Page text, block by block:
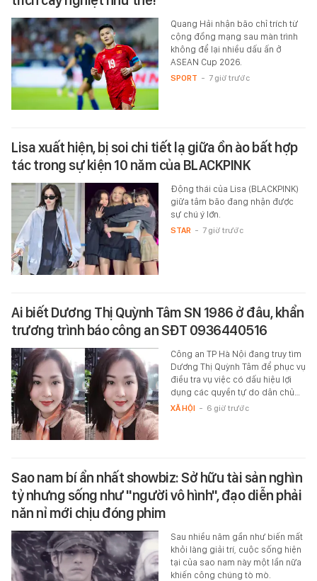
Quang Hải nhận bão chỉ trích từ
cộng đồng mạng sau màn trình
không để lại nhiều dấu ấn ở
ASEAN Cup 2026.
SPORT - 7 giờ trước
Lisa xuất hiện, bị soi chi tiết lạ giữa ồn ào bất hợp
tác trong sự kiện 10 năm của BLACKPINK
Động thái của Lisa (BLACKPINK)
giữa tâm bão đang nhận được
sự chú ý lớn.
STAR - 7 giờ trước
Ai biết Dương Thị Quỳnh Tâm SN 1986 ở đâu, khẩn
trương trình báo công an SĐT 0936440516
Công an TP Hà Nội đang truy tìm
Dương Thị Quỳnh Tâm để phục vụ
điều tra vụ việc có dấu hiệu lợi
dụng các quyền tự do dân chủ…
XÃ HỘI - 6 giờ trước
Sao nam bí ẩn nhất showbiz: Sở hữu tài sản nghìn
tỷ nhưng sống như "người vô hình", đạo diễn phải
năn nỉ mới chịu đóng phim
Sau nhiều năm gần như biến mất
khỏi làng giải trí, cuộc sống hiện
tại của sao nam này một lần nữa
khiến công chúng tò mò.